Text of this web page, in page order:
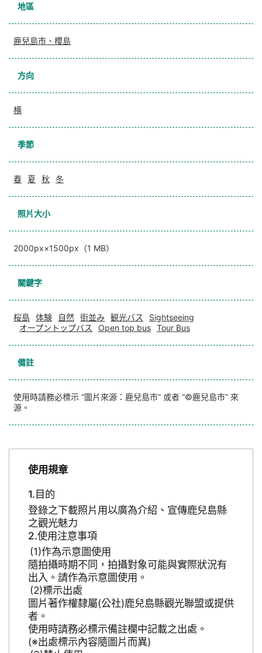
地區
鹿兒島市、櫻島
方向
横
季節
春 夏 秋 冬
照片大小
2000px×1500px（1 MB）
關鍵字
桜島 体験 自然 街並み 観光バス
Sightseeing
オープントップバス
Open top bus Tour Bus
備註
使用時請務必標示 “圖片來源：鹿兒島市” 或者 “©鹿兒島市” 來
源。
使用規章
目的
登錄之下載照片用以廣為介紹、宣傳鹿兒島縣
之觀光魅力
使用注意事項
作為示意圖使用
隨拍攝時期不同，拍攝對象可能與實際狀況有
出入。請作為示意圖使用。
標示出處
圖片著作權隸屬(公社)鹿兒島縣觀光聯盟或提供
者。
使用時請務必標示備註欄中記載之出處。
(※出處標示內容隨圖片而異)